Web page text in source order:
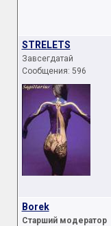
STRELETS
Завсегдатай
Сообщения: 596
Borek
Старший модератор